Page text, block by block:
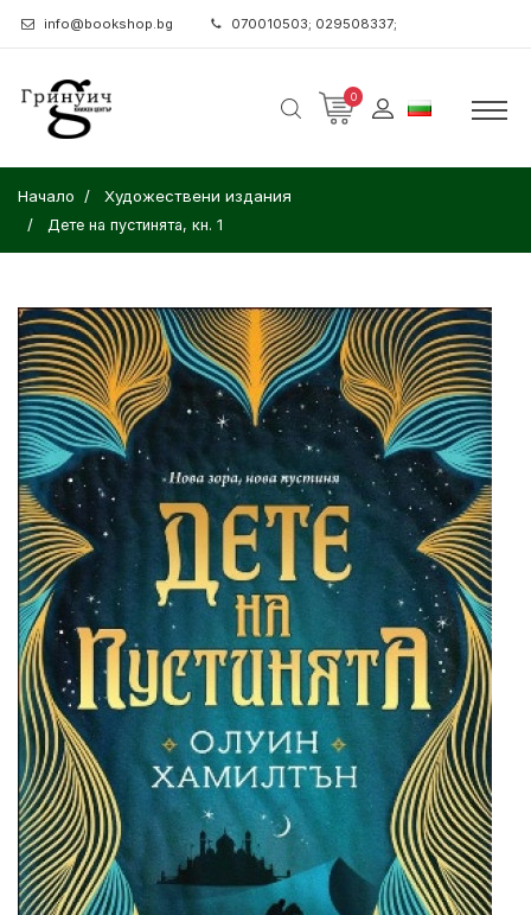
info@bookshop.bg 070010503; 029508337;
0
Начало Художествени издания
Дете на пустинята, кн. 1